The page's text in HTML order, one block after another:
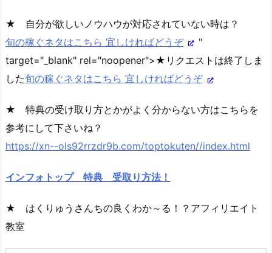
★ 自分が欲しいノウハウが対応されていない時は？
旬の稼ぐネタはこちら 宜しければどうぞ
"
target="_blank" rel="noopener">★リクエストは終了しま
した旬の稼ぐネタはこちら 宜しければどうぞ
★ 特典の受け取り方とかがよく分からない方はこちらを
参考にして下さいね？
https://xn--ols92rrzdr9b.com/toptokuten//index.html
インフォトップ 特典 受取り方法！
★ はくりゅうさんちの良くわか～る！？アフィリエイト
教室